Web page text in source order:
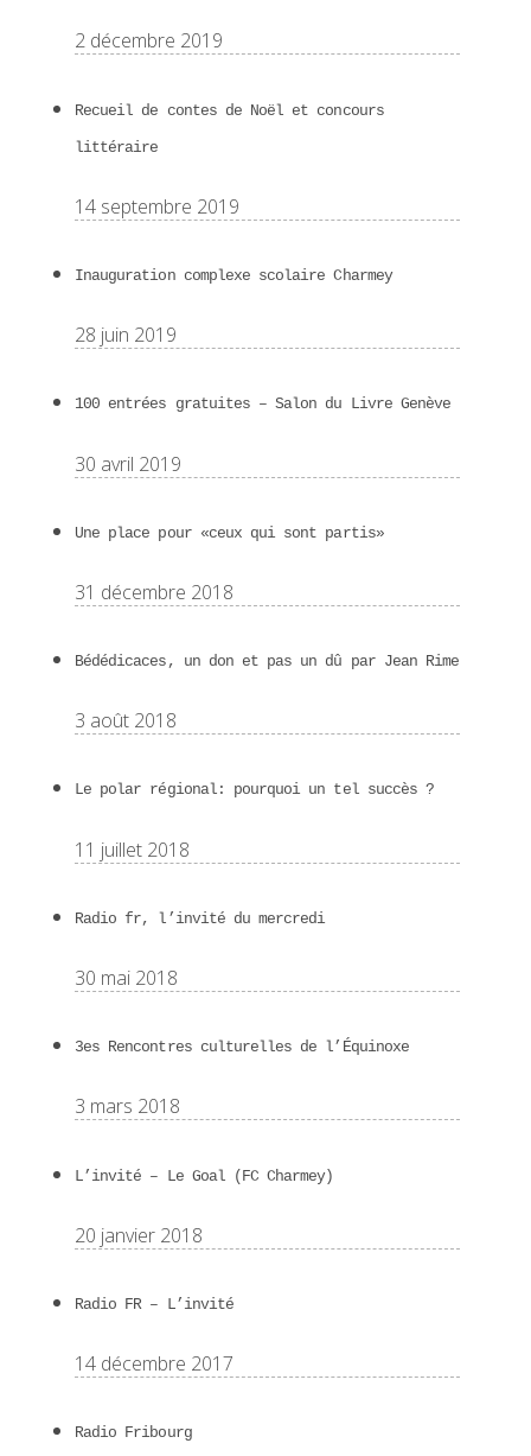
2 décembre 2019
Recueil de contes de Noël et concours
littéraire
14 septembre 2019
Inauguration complexe scolaire Charmey
28 juin 2019
100 entrées gratuites – Salon du Livre Genève
30 avril 2019
Une place pour «ceux qui sont partis»
31 décembre 2018
Bédédicaces, un don et pas un dû par Jean Rime
3 août 2018
Le polar régional: pourquoi un tel succès ?
11 juillet 2018
Radio fr, l’invité du mercredi
30 mai 2018
3es Rencontres culturelles de l’Équinoxe
3 mars 2018
L’invité – Le Goal (FC Charmey)
20 janvier 2018
Radio FR – L’invité
14 décembre 2017
Radio Fribourg